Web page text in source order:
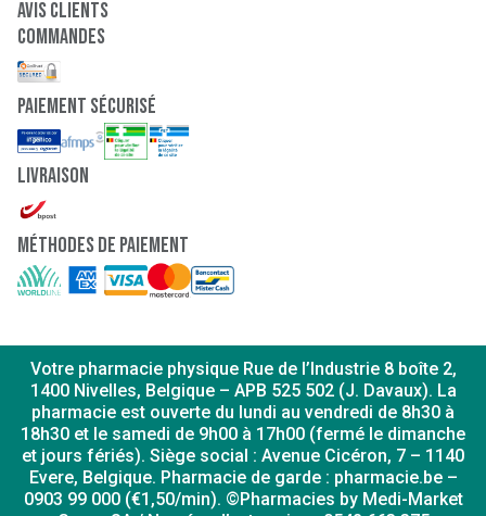
Avis clients
Commandes
paiement sécurisé
Livraison
Méthodes de paiement
Votre pharmacie physique Rue de l’Industrie 8 boîte 2,
1400 Nivelles, Belgique – APB 525 502 (J. Davaux). La
pharmacie est ouverte du lundi au vendredi de 8h30 à
18h30 et le samedi de 9h00 à 17h00 (fermé le dimanche
et jours fériés). Siège social : Avenue Cicéron, 7 – 1140
Evere, Belgique. Pharmacie de garde : pharmacie.be –
0903 99 000 (€1,50/min). ©Pharmacies by Medi-Market